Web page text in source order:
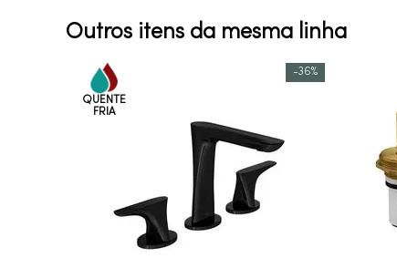
Outros itens da mesma linha
-36%
COMPRAR AGORA